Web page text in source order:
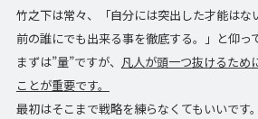
竹之下は常々、「自分には突出した才能はな
前の誰にでも出来る事を徹底する。」と仰っ
まずは”量”ですが、 凡人が頭一つ抜けるため
ことが重要です。
最初はそこまで戦略を練らなくてもいいです